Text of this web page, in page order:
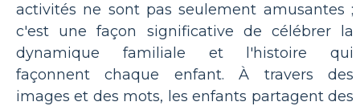
activités ne sont pas seulement amusantes ;
c'est une façon significative de célébrer la
dynamique familiale et l'histoire qui
façonnent chaque enfant. À travers des
images et des mots, les enfants partagent des